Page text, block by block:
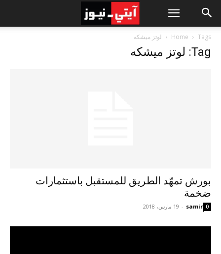
Home Tags لوتز ميشكه
Tag: لوتز ميشكه
بورش تمهّد الطريق للمستقبل باستثمارات
ضخمة
samir
- 19 مارس، 2018 0